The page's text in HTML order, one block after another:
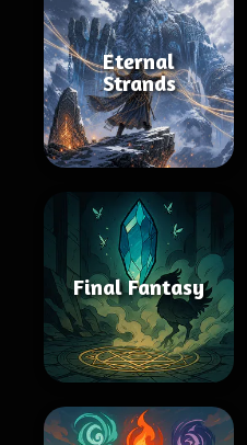
Eternal
Strands
Final Fantasy